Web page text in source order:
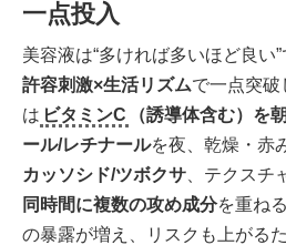
一点投入
美容液は“多ければ多いほど良い”
許容刺激×生活リズムで一点突破
は ビタミンC
（誘導体含む）を
ール/レチナールを夜、乾燥・赤
カッソシド/ツボクサ 、テクスチ
同時間に複数の攻め成分を重ね
の暴露が増え、リスクも上がるた